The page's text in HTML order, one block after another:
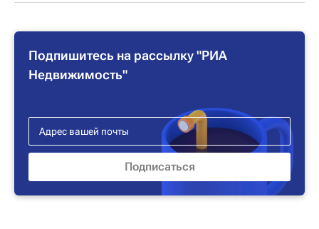
Подпишитесь на рассылку "РИА
Недвижимость"